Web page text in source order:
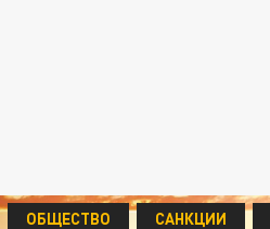
ОБЩЕСТВО САНКЦИИ